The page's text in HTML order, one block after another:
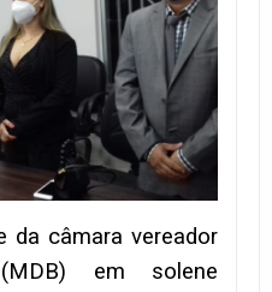
da câmara vereador
em solene